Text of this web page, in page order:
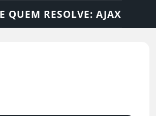
DEDETIZADORA •